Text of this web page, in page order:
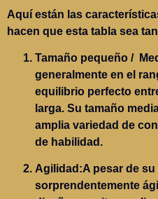
Aquí están las
hacen que esta tabla sea
Tamaño pequeño /
generalmente en el
equilibrio perfecto
larga. Su tamaño
amplia variedad de
de habilidad.
Agilidad :A pesar de
sorprendentemente